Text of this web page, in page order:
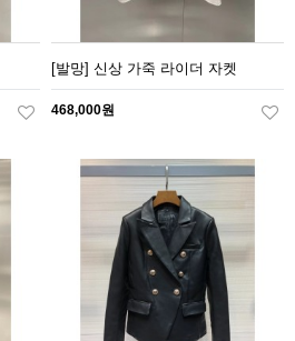
[발망] 신상 가죽 라이더 자켓
468,000원